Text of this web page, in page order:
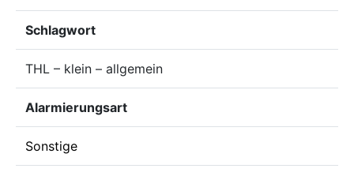
Schlagwort
THL – klein – allgemein
Alarmierungsart
Sonstige